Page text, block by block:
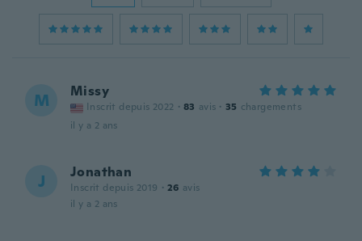
M Missy
Inscrit depuis 2022 · 83 avis · 35 chargements
il y a 2 ans
J Jonathan
Inscrit depuis 2019 · 26 avis
il y a 2 ans